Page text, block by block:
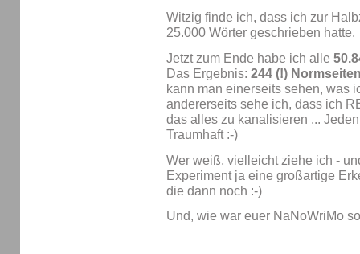
Witzig finde ich, dass ich zur
25.000 Wörter geschrieben hatte.
Jetzt zum Ende habe ich alle
Das Ergebnis: 244 (!)
kann man einerseits sehen, was
andererseits sehe ich, dass ich
das alles zu kanalisieren ...
Traumhaft :-)
Wer weiß, vielleicht ziehe ich -
Experiment ja eine großartige
die dann noch :-)
Und, wie war euer NaNoWriMo